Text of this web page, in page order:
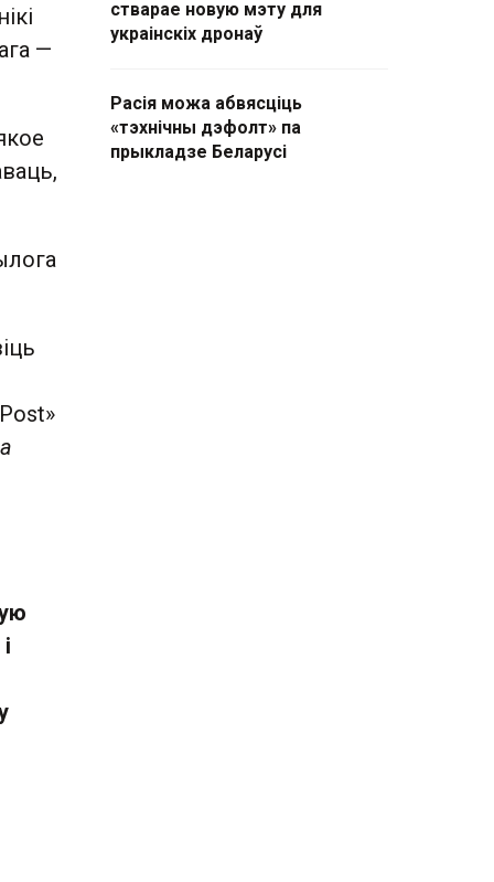
—
стварае новую мэту для
украінскіх дронаў
Расія можа абвясціць
«тэхнічны дэфолт» па
прыкладзе Беларусі